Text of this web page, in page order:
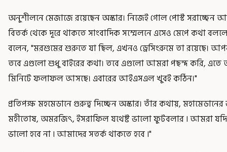
অনুশীলনে মেজাজে রয়েছেন অস্কার। নিজেই গোল পোস্ট সরাচ্ছেন
বিতর্ক থেকে দূরে থাকতে সাংবাদিক সম্মেলনে এসেও মেপে কথা
বলেন, "মরশুমের শুরুতে যা ছিল, এখনও ড্রেসিংরুমে তা রয়েছে।
তবে এগুলো শুধু বাইরের কথা। তবে এগুলো আমরা পছন্দ করি, এতে
মিনিটে ফলাফল আসছে। এবারের আইএসএল খুবই কঠিন।"
প্রতিপক্ষ মহমেডানে গুরুত্ব দিচ্ছেন অস্কার। তাঁর কথায়, মহামেডানের
মহীতোষ, অমরজিৎ, ইসরাফিল যথেষ্ট ভালো ফুটবলার ৷ আমরা যদি
ভালো হবে না ৷ আমাদের সতর্ক থাকতে হবে ৷"